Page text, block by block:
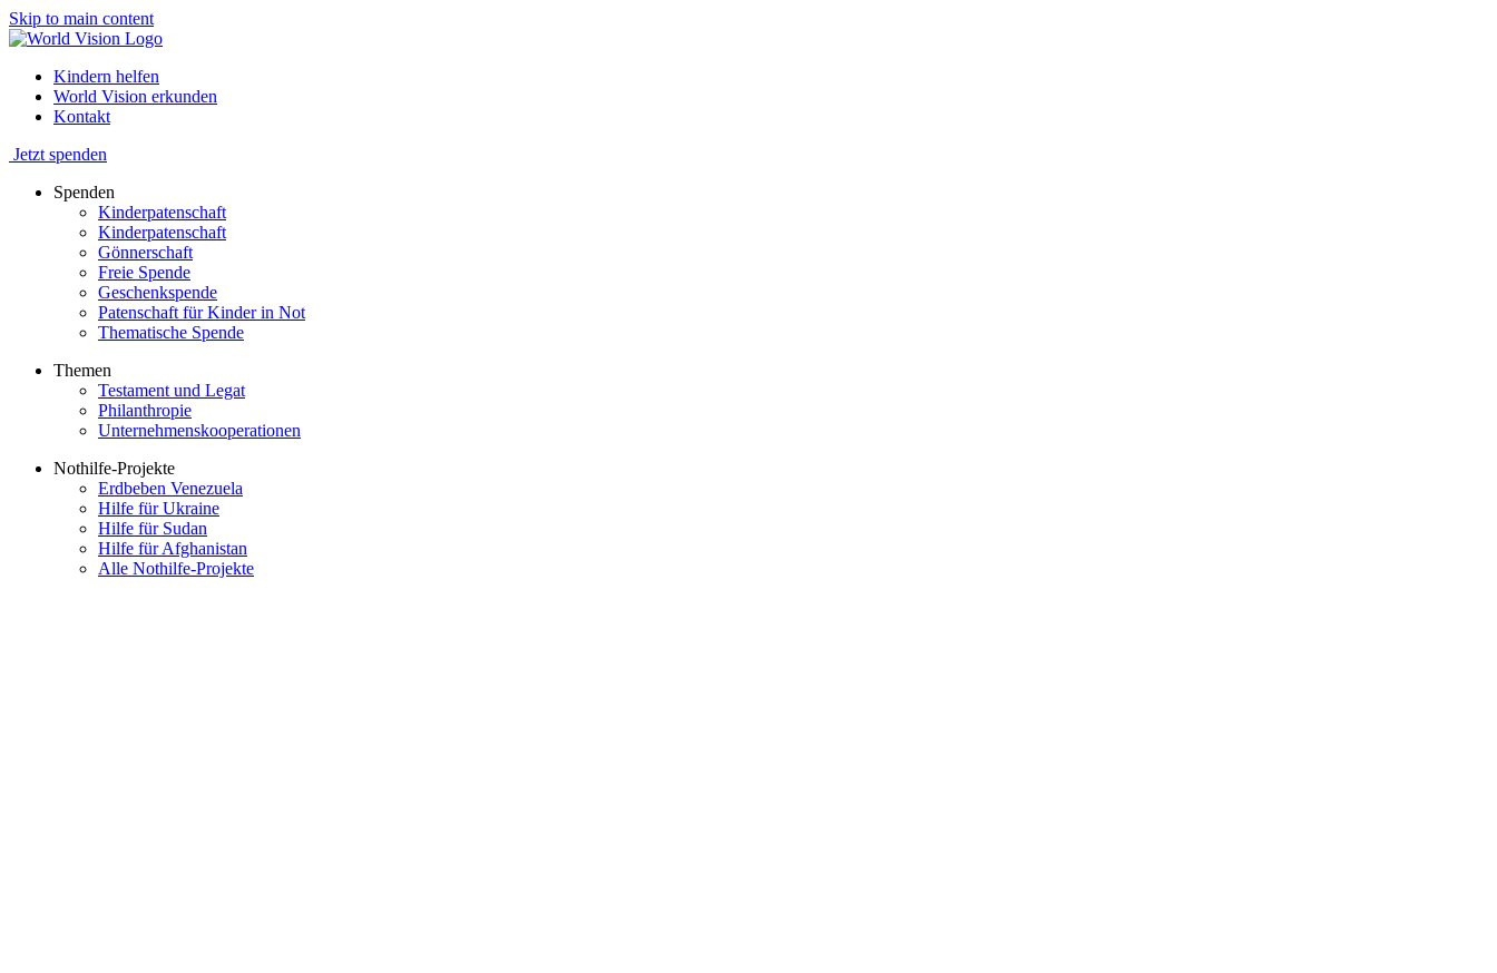
Skip to main content
Kindern helfen
World Vision erkunden
Kontakt
Jetzt spenden
Spenden
Kinderpatenschaft
Kinderpatenschaft
Gönnerschaft
Freie Spende
Geschenkspende
Patenschaft für Kinder in Not
Thematische Spende
Themen
Testament und Legat
Philanthropie
Unternehmenskooperationen
Nothilfe-Projekte
Erdbeben Venezuela
Hilfe für Ukraine
Hilfe für Sudan
Hilfe für Afghanistan
Alle Nothilfe-Projekte